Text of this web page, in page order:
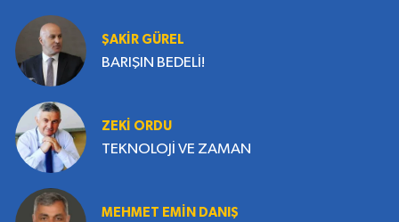
ŞAKİR GÜREL
BARIŞIN BEDELİ!
ZEKI ORDU
TEKNOLOJİ VE ZAMAN
MEHMET EMIN DANIŞ